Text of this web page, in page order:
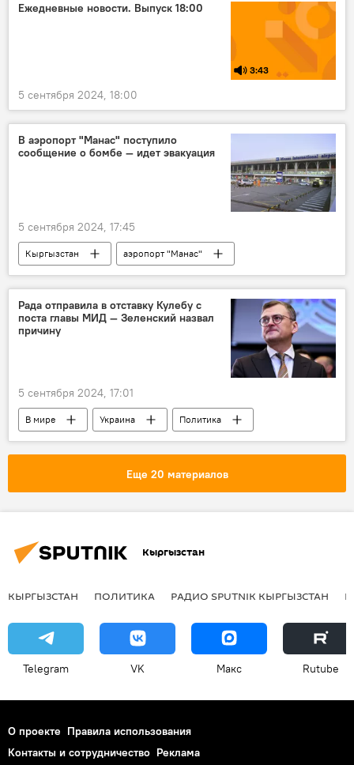
Ежедневные новости. Выпуск 18:00
3:43
5 сентября 2024, 18:00
В аэропорт "Манас" поступило
сообщение о бомбе — идет эвакуация
5 сентября 2024, 17:45
Кыргызстан
аэропорт "Манас"
Бишкек
бомба эвакуация
Рада отправила в отставку Кулебу с
поста главы МИД — Зеленский назвал
причину
5 сентября 2024, 17:01
В мире Украина
Политика
Дмитрий Кулеба
увольнение
Еще 20 материалов
Кыргызстан
КЫРГЫЗСТАН ПОЛИТИКА РАДИО SPUTNIK КЫРГЫЗСТАН
Telegram VK Макс Rutube
О проекте Правила использования
Контакты и сотрудничество Реклама